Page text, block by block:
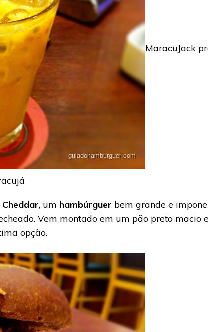
MaracuJack
Cheddar, um hambúrguer bem grande e
Vem montado em um pão preto macio
opção.